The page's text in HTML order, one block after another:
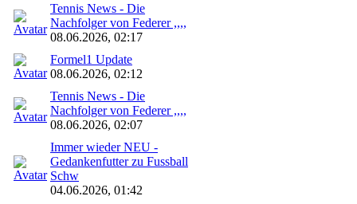
Tennis News - Die
Nachfolger von Federer ,,,,
08.06.2026, 02:17
Formel1 Update
08.06.2026, 02:12
Tennis News - Die
Nachfolger von Federer ,,,,
08.06.2026, 02:07
Immer wieder NEU -
Gedankenfutter zu Fussball
Schw
04.06.2026, 01:42